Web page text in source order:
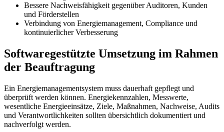
Bessere Nachweisfähigkeit gegenüber Auditoren, Kunden
und Förderstellen
Verbindung von Energiemanagement, Compliance und
kontinuierlicher Verbesserung
Softwaregestützte Umsetzung im Rahmen
der Beauftragung
Ein Energiemanagementsystem muss dauerhaft gepflegt und
überprüft werden können. Energiekennzahlen, Messwerte,
wesentliche Energieeinsätze, Ziele, Maßnahmen, Nachweise, Audits
und Verantwortlichkeiten sollten übersichtlich dokumentiert und
nachverfolgt werden.